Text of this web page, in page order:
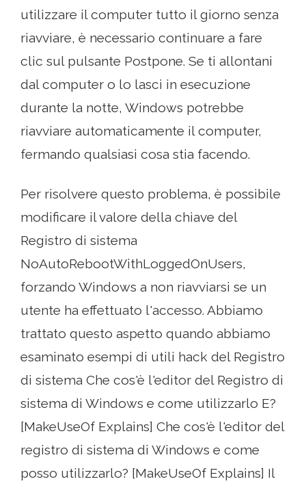
utilizzare il computer tutto il giorno senza
riavviare, è necessario continuare a fare
clic sul pulsante Postpone. Se ti allontani
dal computer o lo lasci in esecuzione
durante la notte, Windows potrebbe
riavviare automaticamente il computer,
fermando qualsiasi cosa stia facendo.
Per risolvere questo problema, è possibile
modificare il valore della chiave del
Registro di sistema
NoAutoRebootWithLoggedOnUsers,
forzando Windows a non riavviarsi se un
utente ha effettuato l'accesso. Abbiamo
trattato questo aspetto quando abbiamo
esaminato esempi di utili hack del Registro
di sistema Che cos'è l'editor del Registro di
sistema di Windows e come utilizzarlo E?
[MakeUseOf Explains] Che cos'è l'editor del
registro di sistema di Windows e come
posso utilizzarlo? [MakeUseOf Explains] Il